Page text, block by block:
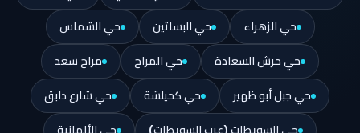
حي الزهراء حي البساتين حي الشماس
حي حرش السعادة حي المراح مراح سعد
حي جبل أبو ظهير حي كحيلشة حي شارع دابق
حي السويطات (عرب السويطات) حي الألمانية